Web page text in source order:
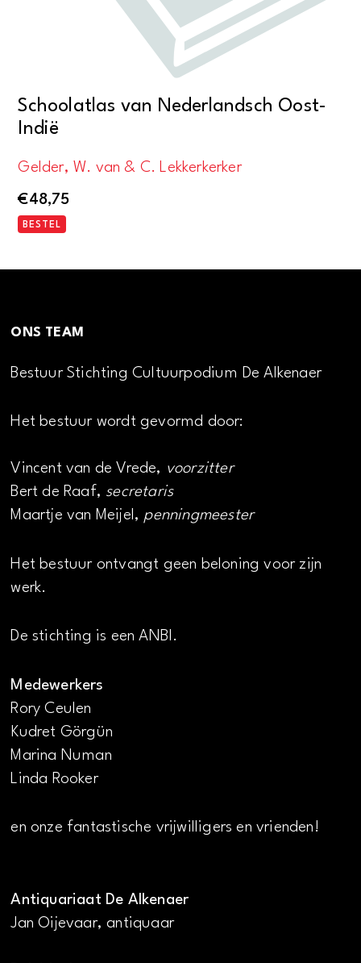
Schoolatlas van Nederlandsch Oost-
Indië
Gelder, W. van & C. Lekkerkerker
€48,75
BESTEL
ONS TEAM
Bestuur Stichting Cultuurpodium De Alkenaer
Het bestuur wordt gevormd door:
Vincent van de Vrede, voorzitter
Bert de Raaf, secretaris
Maartje van Meijel, penningmeester
Het bestuur ontvangt geen beloning voor zijn
werk.
De stichting is een ANBI.
Medewerkers
Rory Ceulen
Kudret Görgün
Marina Numan
Linda Rooker
en onze fantastische vrijwilligers en vrienden!
Antiquariaat De Alkenaer
Jan Oijevaar, antiquaar